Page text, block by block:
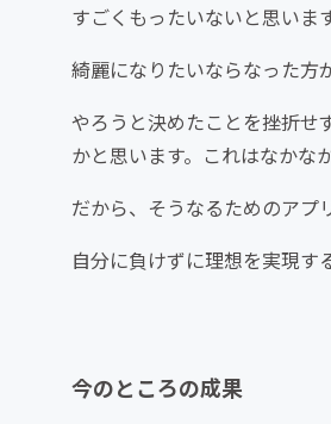
すごくもったいないと思います
綺麗になりたいならなった方
やろうと決めたことを挫折せ
かと思います。これはなかな
だから、そうなるためのアプ
自分に負けずに理想を実現す
今のところの成果